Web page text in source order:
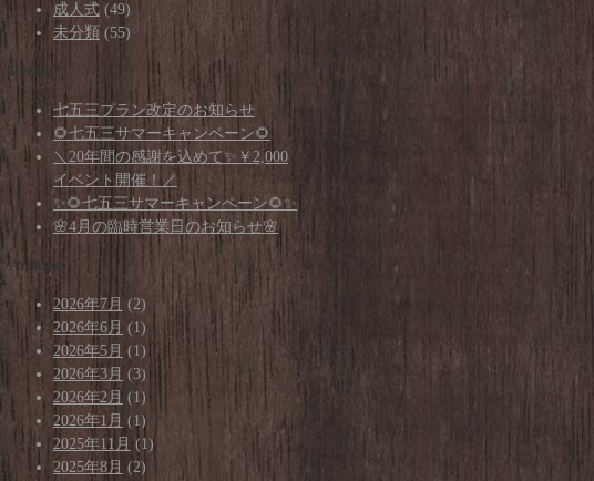
成人式 (49)
未分類 (55)
Recent
七五三プラン改定のお知らせ
🌻七五三サマーキャンペーン🌻
＼20年間の感謝を込めて✨￥2,000
イベント開催！／
✨🌻七五三サマーキャンペーン🌻✨
🌸4月の臨時営業日のお知らせ🌸
Archive
2026年7月 (2)
2026年6月 (1)
2026年5月 (1)
2026年3月 (3)
2026年2月 (1)
2026年1月 (1)
2025年11月 (1)
2025年8月 (2)